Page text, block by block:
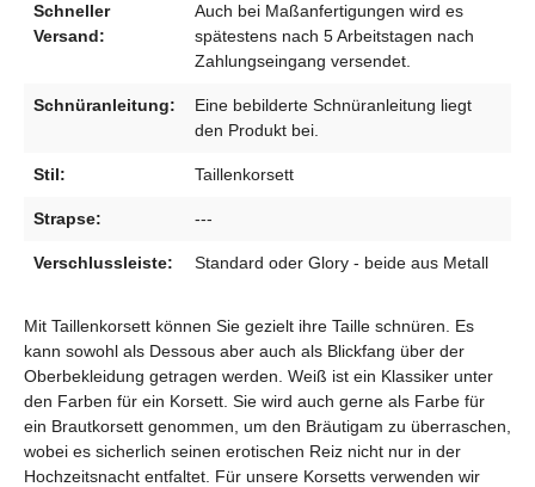
Schneller
Versand:
Auch bei Maßanfertigungen wird es
spätestens nach 5 Arbeitstagen nach
Zahlungseingang versendet.
Schnüranleitung:
Eine bebilderte Schnüranleitung liegt
den Produkt bei.
Stil: Taillenkorsett
Strapse: ---
Verschlussleiste: Standard oder Glory - beide aus Metall
Mit Taillenkorsett können Sie gezielt ihre Taille schnüren. Es
kann sowohl als Dessous aber auch als Blickfang über der
Oberbekleidung getragen werden. Weiß ist ein Klassiker unter
den Farben für ein Korsett. Sie wird auch gerne als Farbe für
ein Brautkorsett genommen, um den Bräutigam zu überraschen,
wobei es sicherlich seinen erotischen Reiz nicht nur in der
Hochzeitsnacht entfaltet. Für unsere Korsetts verwenden wir